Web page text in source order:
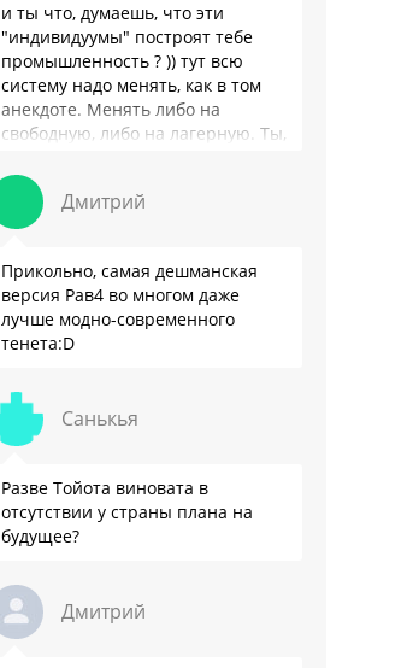
и ты что, думаешь, что эти
"индивидуумы" построят тебе
промышленность ? )) тут всю
систему надо менять, как в том
анекдоте. Менять либо на
свободную, либо на лагерную. Ты,
Дмитрий
Прикольно, самая дешманская
версия Рав4 во многом даже
лучше модно-современного
тенета:D
Санькья
Разве Тойота виновата в
отсутствии у страны плана на
будущее?
Дмитрий